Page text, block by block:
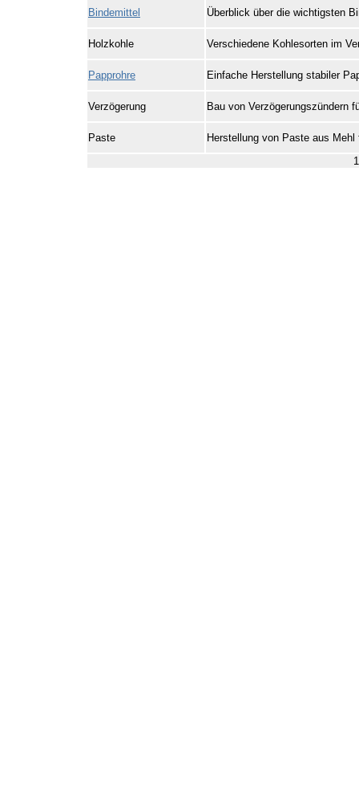
Bindemittel Überblick über die wichtigsten
Holzkohle Verschiedene Kohlesorten im
Papprohre Einfache Herstellung stabiler
Verzögerung Bau von Verzögerungszündern
Paste
Herstellung von Paste aus